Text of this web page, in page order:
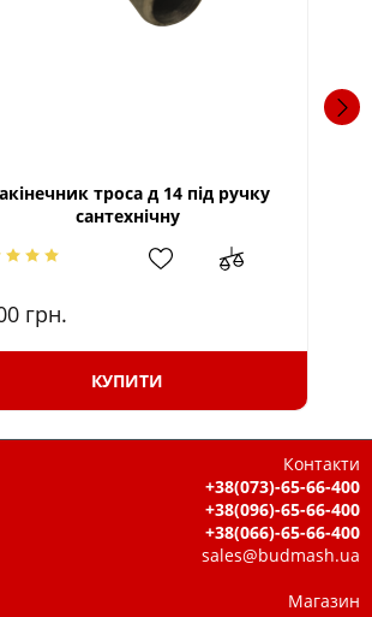
троса д 14 під ручку
сантехнічну
грн.
КУПИТИ
Контакти
+38(073)-65-66-400
+38(096)-65-66-400
+38(066)-65-66-400
sales@budmash.ua
Магазин